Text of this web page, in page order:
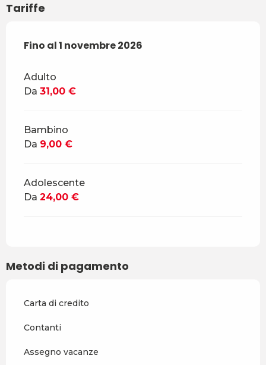
Tariffe
Dal1 maggio 2026al1 novembre 2026
Fino al1 novembre 2026
Adulto
Da 31,00 €
Bambino
Da 9,00 €
Adolescente
Da 24,00 €
Metodi di pagamento
Carta di credito
Contanti
Assegno vacanze